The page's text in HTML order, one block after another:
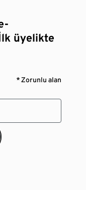
üyelikte
* Zorunlu alan